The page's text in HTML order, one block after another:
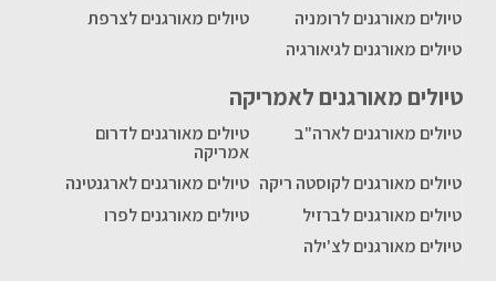
טיולים מאורגנים לרומניה
טיולים מאורגנים לצרפת
טיולים מאורגנים לגיאורגיה
טיולים מאורגנים לאמריקה
טיולים מאורגנים לארה"ב
טיולים מאורגנים לדרום
אמריקה
טיולים מאורגנים לקוסטה ריקה טיולים מאורגנים לארגנטינה
טיולים מאורגנים לברזיל
טיולים מאורגנים לפרו
טיולים מאורגנים לצ'ילה